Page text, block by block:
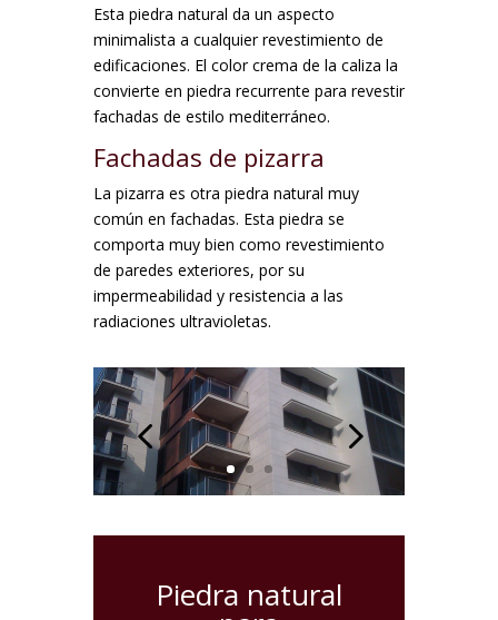
Esta piedra natural da un aspecto
minimalista a cualquier revestimiento de
edificaciones. El color crema de la caliza la
convierte en piedra recurrente para revestir
fachadas de estilo mediterráneo.
Fachadas de pizarra
La pizarra es otra piedra natural muy
común en fachadas. Esta piedra se
comporta muy bien como revestimiento
de paredes exteriores, por su
impermeabilidad y resistencia a las
radiaciones ultravioletas.
Piedra natural